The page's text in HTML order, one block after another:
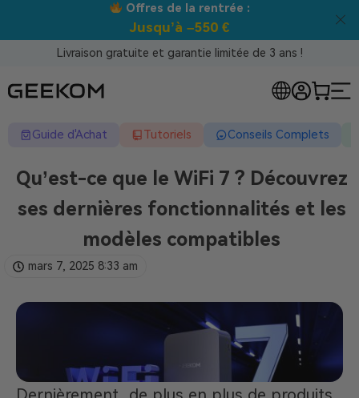
Meilleur prix
Livraison gratuite et garantie limitée de 3 ans !
Guide d'Achat Tutoriels Conseils Complets
Qu’est-ce que le WiFi 7 ? Découvrez
ses dernières fonctionnalités et les
modèles compatibles
mars 7, 2025 8:33 am